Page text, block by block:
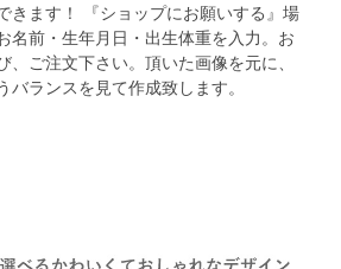
きます！
『ショップにお願いする』場
名前・生年月日・出生体重を入力。 お
、ご注文下さい。 頂いた画像を元に、
バランスを見て作成致します。